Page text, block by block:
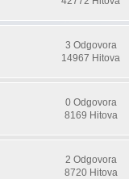
3 Odgovora
14967 Hitova
0 Odgovora
8169 Hitova
2 Odgovora
8720 Hitova